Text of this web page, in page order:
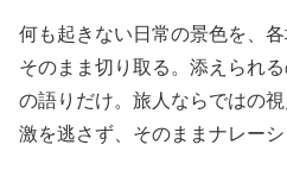
何も起きない日常の景色を、
そのまま切り取る。添えられ
の語りだけ。旅人ならではの
激を逃さず、そのままナレーシ